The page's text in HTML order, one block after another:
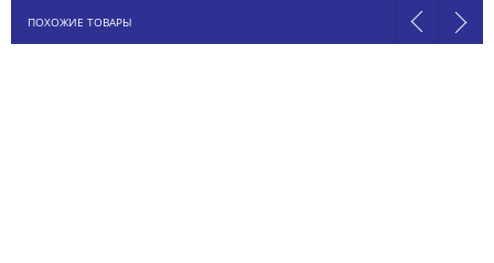
ПОХОЖИЕ ТОВАРЫ